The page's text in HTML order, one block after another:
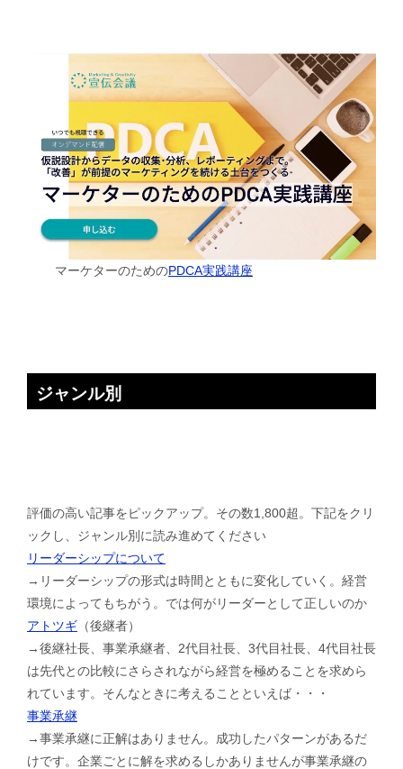
マーケターのためのPDCA実践講座
ジャンル別
評価の高い記事をピックアップ。その数1,800超。下記をクリ
ックし、ジャンル別に読み進めてください
リーダーシップについて
→リーダーシップの形式は時間とともに変化していく。経営
環境によってもちがう。では何がリーダーとして正しいのか
アトツギ （後継者）
→後継社長、事業承継者、2代目社長、3代目社長、4代目社長
は先代との比較にさらされながら経営を極めることを求めら
れています。そんなときに考えることといえば・・・
事業承継
→事業承継に正解はありません。成功したパターンがあるだ
けです。企業ごとに解を求めるしかありませんが事業承継の